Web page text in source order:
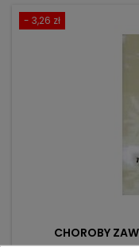
- 3,26 zł
CHOROBY